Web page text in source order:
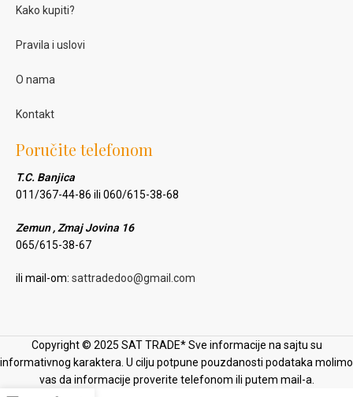
Kako kupiti?
Pravila i uslovi
O nama
Kontakt
Poručite telefonom
T.C. Banjica
011/367-44-86 ili 060/615-38-68
Zemun , Zmaj Jovina 16
065/615-38-67
ili mail-om: sattradedoo@gmail.com
Copyright © 2025 SAT TRADE* Sve informacije na sajtu su
informativnog karaktera. U cilju potpune pouzdanosti podataka molimo
vas da informacije proverite telefonom ili putem mail-a.